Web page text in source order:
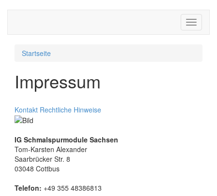
Toggle
Startseite
Impressum
Kontakt Rechtliche Hinweise
IG Schmalspurmodule Sachsen
Tom-Karsten Alexander
Saarbrücker Str. 8
03048 Cottbus
Telefon: +49 355 48386813